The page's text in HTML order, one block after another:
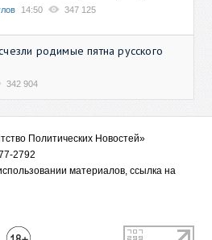
14:50 347 125
родимые пятна русского
342 904
Политических Новостей»
2792
материалов, ссылка на